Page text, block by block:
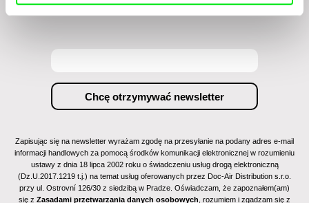
naszym filmowym programem?
Zapisując się na newsletter wyrażam zgodę na przesyłanie na podany adres e-mail
informacji handlowych za pomocą środków komunikacji elektronicznej w rozumieniu
ustawy z dnia 18 lipca 2002 roku o świadczeniu usług drogą elektroniczną
(Dz.U.2017.1219 t.j.) na temat usług oferowanych przez Doc-Air Distribution s.r.o.
przy ul. Ostrovní 126/30 z siedzibą w Pradze. Oświadczam, że zapoznałem(am)
się z Zasadami przetwarzania danych osobowych , rozumiem i zgadzam się z